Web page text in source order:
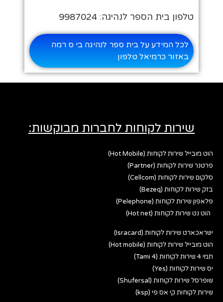
טלפון בית הספר לנהיגה: 9987024
לכל המידע על בית ספר לנהיגה בי ס רמה
באזור כרמיאל טלפון
שירות לקוחות לחברות מבוקשות:
הוט מובייל שירות לקוחות (Hot Mobile)
פרטנר שירות לקוחות (Partner)
סלקום שירות לקוחות (Cellcom)
בזק שירות לקוחות (Bezeq)
פלאפון שירות לקוחות (Pelephone)
הוט נט שירות לקוחות (Hot net)
ישראכארט שירות לקוחות (Isracard)
הוט מובייל שירות לקוחות (Hot mobile)
תמי 4 שירות לקוחות (Tami 4)
יס שירות לקוחות (Yes)
שופרסל שירות לקוחות (Shufersal)
שירות לקוחות קי אס פי (ksp)